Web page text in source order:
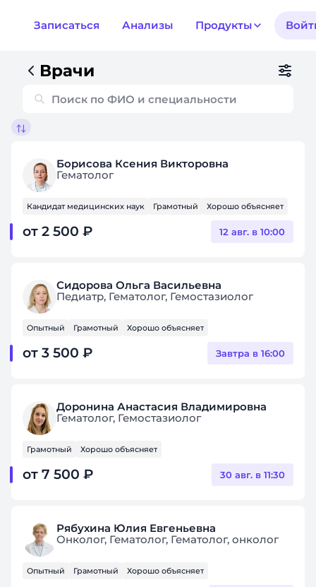
Записаться Анализы Продукты
Врачи
Борисова Ксения Викторовна
Гематолог
Кандидат медицинских наук Грамотный Хорошо объясняет
от 2 500 ₽ 12 авг. в 10:00
Сидорова Ольга Васильевна
Педиатр, Гематолог, Гемостазиолог
Опытный Грамотный Хорошо объясняет
от 3 500 ₽ Завтра в 16:00
Доронина Анастасия Владимировна
Гематолог, Гемостазиолог
Грамотный Хорошо объясняет
от 7 500 ₽ 30 авг. в 11:30
Рябухина Юлия Евгеньевна
Онколог, Гематолог, Гематолог, онколог
Опытный Грамотный Хорошо объясняет